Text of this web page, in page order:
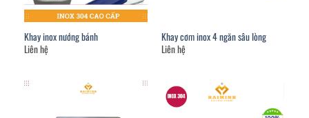
Khay inox nướng bánh
Liên hệ
Khay cơm inox 4 ngăn sâu lòng
Liên hệ